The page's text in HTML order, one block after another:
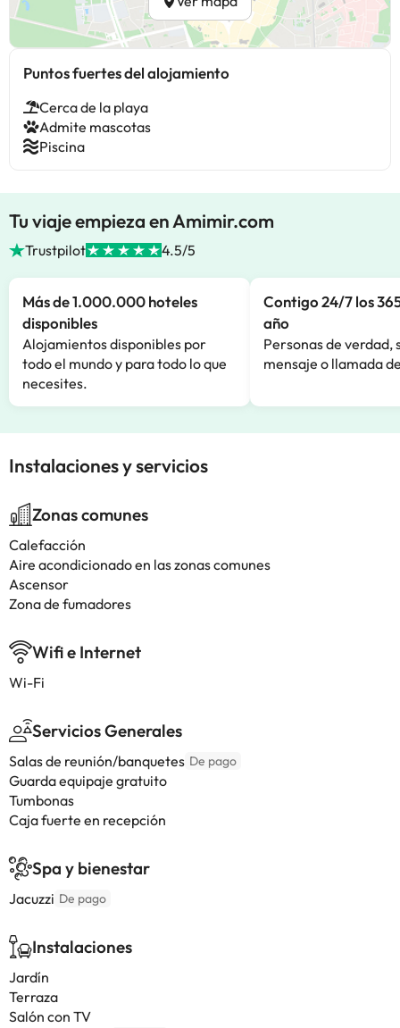
Puntos fuertes del alojamiento
Cerca de la playa
Admite mascotas
Piscina
Tu viaje empieza en Amimir.com
Trustpilot 4.5/5
Más de 1.000.000 hoteles
disponibles
Alojamientos disponibles por
todo el mundo y para todo lo que
necesites.
Contigo 24/7 los
año
Personas de verdad,
mensaje o llamada
Instalaciones y servicios
Zonas comunes
Calefacción
Aire acondicionado en las zonas comunes
Ascensor
Zona de fumadores
Wifi e Internet
Wi-Fi
Servicios Generales
Salas de reunión/banquetes De pago
Guarda equipaje gratuito
Tumbonas
Caja fuerte en recepción
Spa y bienestar
Jacuzzi De pago
Instalaciones
Jardín
Terraza
Salón con TV